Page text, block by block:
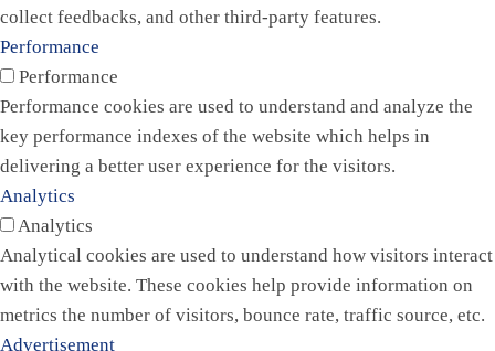
collect feedbacks, and other third-party features.
Performance
Performance
Performance cookies are used to understand and analyze the
key performance indexes of the website which helps in
delivering a better user experience for the visitors.
Analytics
Analytics
Analytical cookies are used to understand how visitors interact
with the website. These cookies help provide information on
metrics the number of visitors, bounce rate, traffic source, etc.
Advertisement